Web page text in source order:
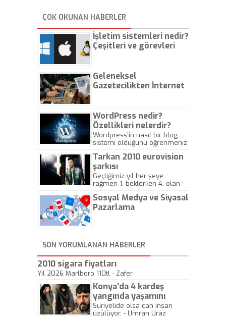
ÇOK OKUNAN HABERLER
İşletim sistemleri nedir?
Çeşitleri ve görevleri
Geleneksel
Gazetecilikten İnternet
WordPress nedir?
Özellikleri nelerdir?
Wordpress'in nasıl bir blog
sistemi olduğunu öğrenmeniz
Tarkan 2010 eurovision
şarkısı
Geçtiğimiz yıl her şeye
rağmen 1. beklerken 4. olan
gösterisinin bu yarışmada
önemli olmadığını anlamıştır.
Sosyal Medya ve Siyasal
Pazarlama
SON YORUMLANAN HABERLER
2010 sigara fiyatları
Yıl 2026 Marlboro 110tl - Zafer
Konya’da 4 kardeş
yangında yaşamını
yitirdi
Suriyelide olsa can insan
üzülüyor. - Umran Uraz